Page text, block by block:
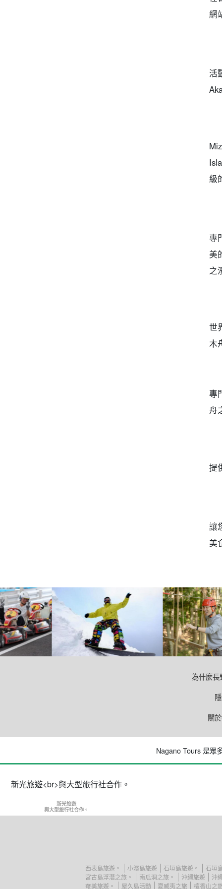
網
活
級
專
美
之
世
木
專
舟
提
讓
美
為什麼長
關
Nagano Tours 是眾
新光旅遊
與大型旅行社合作。
西表島旅遊。 小濱島旅遊 石垣島旅遊。 石垣
宮古島浮潛之旅。
南瓜洞之旅。 沖繩旅遊 沖
奄美旅遊。
屋久島活動 夏威夷之旅 檀香山之